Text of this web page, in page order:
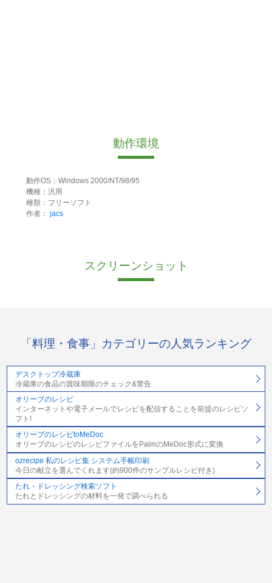
動作環境
動作OS：Windows 2000/NT/98/95
機種：汎用
種類：フリーソフト
作者： jacs
スクリーンショット
「料理・食事」カテゴリーの人気ランキング
デスクトップ冷蔵庫
冷蔵庫の食品の賞味期限のチェック&警告
オリーブのレシピ
インターネットや電子メールでレシピを配信することを前提のレシピソ
フト!
オリーブのレシピtoMeDoc
オリーブのレシピのレシピファイルをPalmのMeDoc形式に変換
ozrecipe 私のレシピ集 システム手帳印刷
今日の献立を選んでくれます(約900件のサンプルレシピ付き)
たれ・ドレッシング検索ソフト
たれとドレッシングの材料を一発で調べられる